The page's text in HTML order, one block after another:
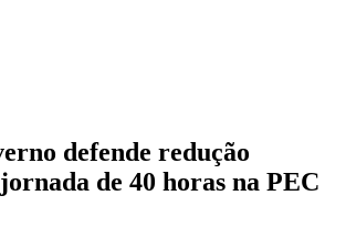
defende redução
de 40 horas na PEC